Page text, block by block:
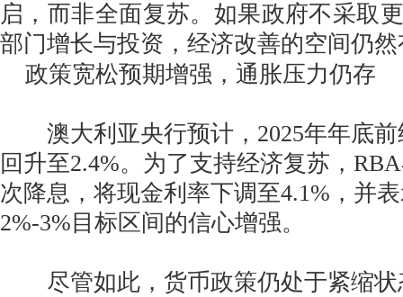
启，而非全面复苏。如果政府不采取
部门增长与投资，经济改善的空间仍
政策宽松预期增强，通胀压力仍存
澳大利亚央行预计，2025年年底前
回升至2.4%。为了支持经济复苏，
次降息，将现金利率下调至4.1%，并
2%-3%目标区间的信心增强。
尽管如此，货币政策仍处于紧缩状